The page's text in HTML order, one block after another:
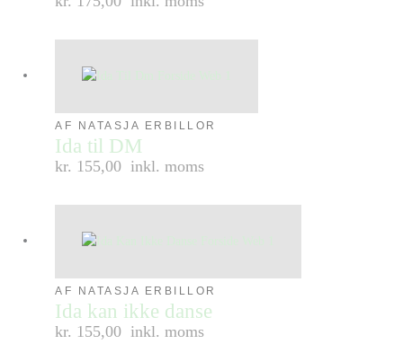
AF NATASJA ERBILLOR
Ida til DM
kr. 155,00 inkl. moms
AF NATASJA ERBILLOR
Ida kan ikke danse
kr. 155,00 inkl. moms